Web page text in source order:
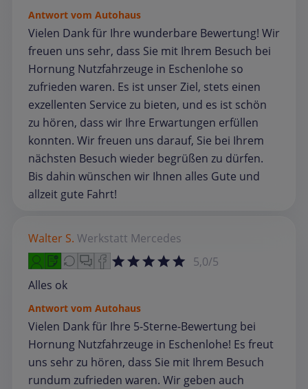
Antwort vom Autohaus
Vielen Dank für Ihre wunderbare Bewertung! Wir
freuen uns sehr, dass Sie mit Ihrem Besuch bei
Hornung Nutzfahrzeuge in Eschenlohe so
zufrieden waren. Es ist unser Ziel, stets einen
exzellenten Service zu bieten, und es ist schön
zu hören, dass wir Ihre Erwartungen erfüllen
konnten. Wir freuen uns darauf, Sie bei Ihrem
nächsten Besuch wieder begrüßen zu dürfen.
Bis dahin wünschen wir Ihnen alles Gute und
allzeit gute Fahrt!
Walter S. Werkstatt Mercedes
5,0/5
Alles ok
Antwort vom Autohaus
Vielen Dank für Ihre 5-Sterne-Bewertung bei
Hornung Nutzfahrzeuge in Eschenlohe! Es freut
uns sehr zu hören, dass Sie mit Ihrem Besuch
rundum zufrieden waren. Wir geben auch